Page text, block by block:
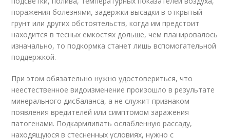
поражения болезнями, задержки высадки в открытый
грунт или других обстоятельств, когда им предстоит
находится в тесных емкостях дольше, чем планировалось
изначально, то подкормка станет лишь вспомогательной
поддержкой.
При этом обязательно нужно удостовериться, что
неестественное видоизменение произошло в результате
минерального дисбаланса, а не служит признаком
появления вредителей или симптомом заражения
патогенами. Подкармливать ослабленную рассаду,
находящуюся в стесненных условиях, нужно с